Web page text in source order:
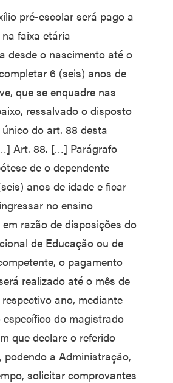
pré-escolar será pago a
faixa etária
desde o nascimento até o
6 (seis) anos de
que se enquadre nas
ressalvado o disposto
do art. 88 desta
Art. 88. […] Parágrafo
de o dependente
anos de idade e ficar
no ensino
razão de disposições do
de Educação ou de
o pagamento
realizado até o mês de
ano, mediante
específico do magistrado
que declare o referido
podendo a Administração,
solicitar comprovantes